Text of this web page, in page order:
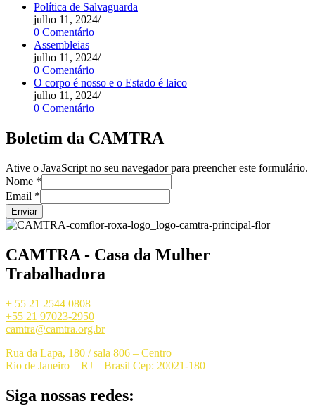
Política de Salvaguarda
julho 11, 2024/
0 Comentário
Assembleias
julho 11, 2024/
0 Comentário
O corpo é nosso e o Estado é laico
julho 11, 2024/
0 Comentário
Boletim da CAMTRA
Ative o JavaScript no seu navegador para preencher este formulário.
Nome *
Email *
Enviar
CAMTRA - Casa da Mulher
Trabalhadora
+ 55 21 2544 0808
+55 21 97023-2950
camtra@camtra.org.br
Rua da Lapa, 180 / sala 806 – Centro
Rio de Janeiro – RJ – Brasil Cep: 20021-180
Siga nossas redes: